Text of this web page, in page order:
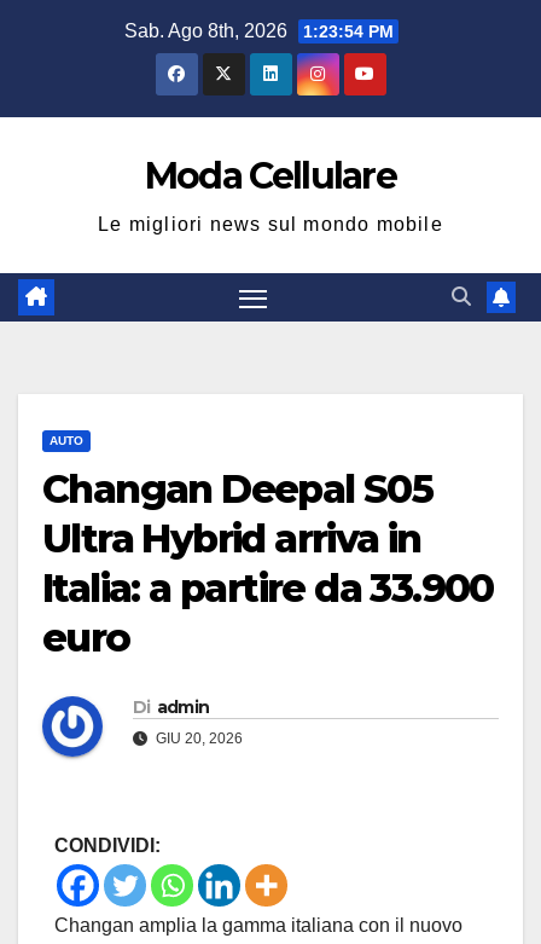
Sab. Ago 8th, 2026 1:23:55 PM
Moda Cellulare
Le migliori news sul mondo mobile
AUTO
Changan Deepal S05
Ultra Hybrid arriva in
Italia: a partire da 33.900
euro
Di admin
GIU 20, 2026
CONDIVIDI:
Changan amplia la gamma italiana con il nuovo